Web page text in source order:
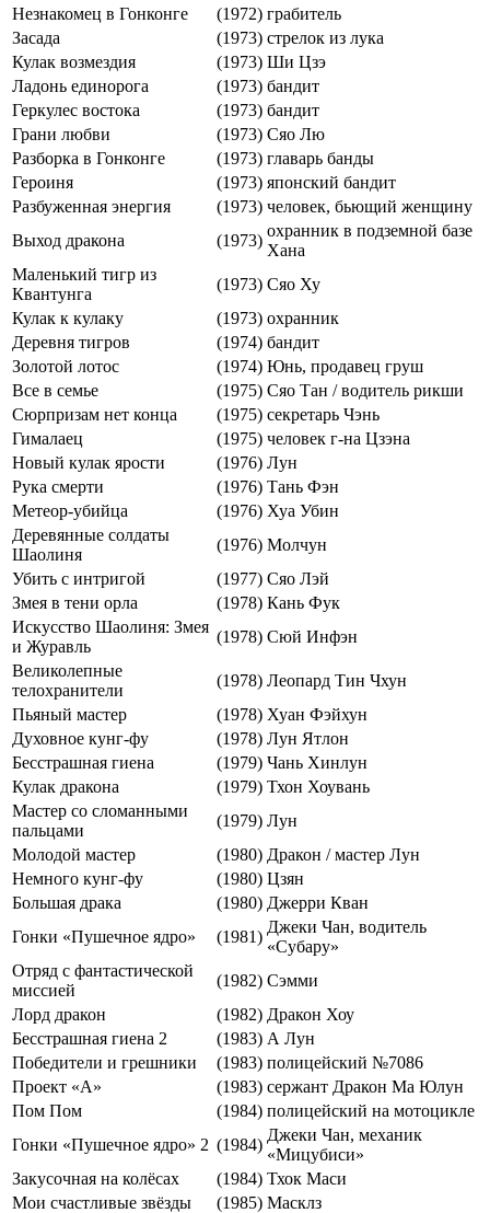
Незнакомец в Гонконге
(1972) грабитель
Засада
(1973) стрелок из лука
Кулак возмездия
(1973) Ши Цзэ
Ладонь единорога
(1973) бандит
Геркулес востока
(1973) бандит
Грани любви
(1973) Сяо Лю
Разборка в Гонконге
(1973) главарь банды
Героиня
(1973) японский бандит
Разбуженная энергия
(1973) человек, бьющий женщину
Выход дракона
(1973)
охранник в подземной базе
Хана
Маленький тигр из
Квантунга
(1973) Сяо Ху
Кулак к кулаку
(1973) охранник
Деревня тигров
(1974) бандит
Золотой лотос
(1974) Юнь, продавец груш
Все в семье
(1975) Сяо Тан / водитель рикши
Сюрпризам нет конца
(1975) секретарь Чэнь
Гималаец
(1975) человек г-на Цзэна
Новый кулак ярости
(1976) Лун
Рука смерти
(1976) Тань Фэн
Метеор-убийца
(1976) Хуа Убин
Деревянные солдаты
Шаолиня
(1976) Молчун
Убить с интригой
(1977) Сяо Лэй
Змея в тени орла
(1978) Кань Фук
Искусство Шаолиня: Змея
и Журавль
(1978) Сюй Инфэн
Великолепные
телохранители
(1978) Леопард Тин Чхун
Пьяный мастер
(1978) Хуан Фэйхун
Духовное кунг-фу
(1978) Лун Ятлон
Бесстрашная гиена
(1979) Чань Хинлун
Кулак дракона
(1979) Тхон Хоувань
Мастер со сломанными
пальцами
(1979) Лун
Молодой мастер
(1980) Дракон / мастер Лун
Немного кунг-фу
(1980) Цзян
Большая драка
(1980) Джерри Кван
Гонки «Пушечное ядро»
(1981)
Джеки Чан, водитель
«Субару»
Отряд с фантастической
миссией
(1982) Сэмми
Лорд дракон
(1982) Дракон Хоу
Бесстрашная гиена 2
(1983) А Лун
Победители и грешники
(1983) полицейский №7086
Проект «А»
(1983) сержант Дракон Ма Юлун
Пом Пом
(1984) полицейский на мотоцикле
Гонки «Пушечное ядро» 2 (1984)
Джеки Чан, механик
«Mицубиси»
Закусочная на колёсах
(1984) Тхок Маси
Мои счастливые звёзды
(1985) Масклз